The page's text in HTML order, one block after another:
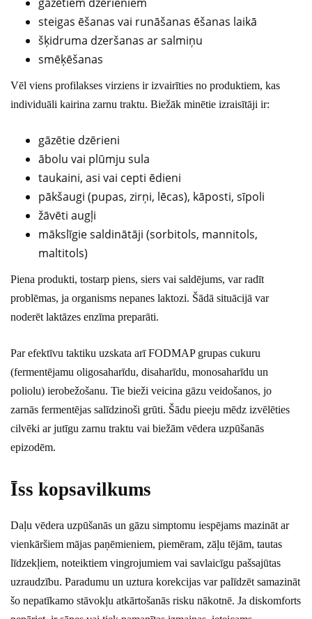
steigas ēšanas vai runāšanas ēšanas laikā
šķidruma dzeršanas ar salmiņu
smēķēšanas
Vēl viens profilakses virziens ir izvairīties no produktiem, kas
individuāli kairina zarnu traktu. Biežāk minētie izraisītāji ir:
gāzētie dzērieni
ābolu vai plūmju sula
taukaini, asi vai cepti ēdieni
pākšaugi (pupas, zirņi, lēcas), kāposti, sīpoli
žāvēti augļi
mākslīgie saldinātāji (sorbitols, mannitols,
maltitols)
Piena produkti, tostarp piens, siers vai saldējums, var radīt
problēmas, ja organisms nepanes laktozi. Šādā situācijā var
noderēt laktāzes enzīma preparāti.
Par efektīvu taktiku uzskata arī FODMAP grupas cukuru
(fermentējamu oligosaharīdu, disaharīdu, monosaharīdu un
poliolu) ierobežošanu. Tie bieži veicina gāzu veidošanos, jo
zarnās fermentējas salīdzinoši grūti. Šādu pieeju mēdz izvēlēties
cilvēki ar jutīgu zarnu traktu vai biežām vēdera uzpūšanās
epizodēm.
Īss kopsavilkums
Daļu vēdera uzpūšanās un gāzu simptomu iespējams mazināt ar
vienkāršiem mājas paņēmieniem, piemēram, zāļu tējām, tautas
līdzekļiem, noteiktiem vingrojumiem vai savlaicīgu pašsajūtas
uzraudzību. Paradumu un uztura korekcijas var palīdzēt samazināt
šo nepatīkamo stāvokļu atkārtošanās risku nākotnē. Ja diskomforts